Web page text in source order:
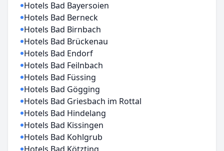
Hotels Bad Bayersoien
Hotels Bad Berneck
Hotels Bad Birnbach
Hotels Bad Brückenau
Hotels Bad Endorf
Hotels Bad Feilnbach
Hotels Bad Füssing
Hotels Bad Gögging
Hotels Bad Griesbach im Rottal
Hotels Bad Hindelang
Hotels Bad Kissingen
Hotels Bad Kohlgrub